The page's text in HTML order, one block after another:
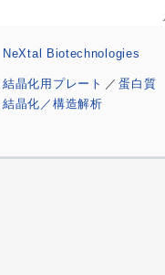
NeXtal Biotechnologies
結晶化用プレート
蛋白質
結晶化／構造解析